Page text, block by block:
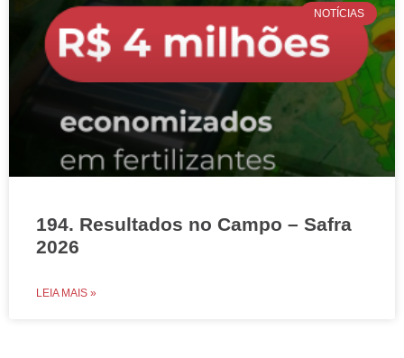
NOTÍCIAS
194. Resultados no Campo – Safra
2026
LEIA MAIS »